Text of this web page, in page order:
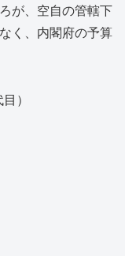
が、空自の管轄下
く、内閣府の予算
）